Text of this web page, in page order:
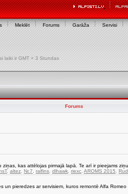
Meklēt Forums Garāža Servisi
laiki ir GMT + 3 Stundas
Forums
ziņas, kas attēlojas pirmajā lapā. Te arī ir pieejams
, altez Nr.7 ralfins dlhawk riexc AROMS 2015
un pieredzes ar servisiem, kuros remontē Alfa Romeo